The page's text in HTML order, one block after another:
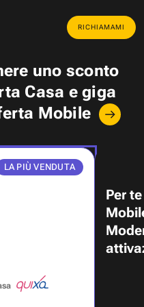
RICHIAMAMI
uno sconto
Casa egiga
Mobile
LA PIÙ VENDUTA
Per